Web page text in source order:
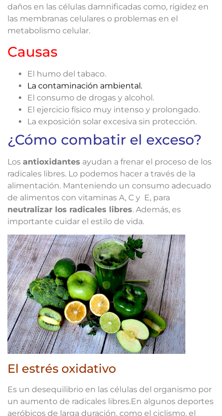
daños en las células damnificadas como, rigidez en
las membranas celulares o problemas en el
metabolismo celular.
Causas
El humo del tabaco.
La contaminación ambiental.
El consumo de drogas y alcohol.
El ejercicio físico muy intenso y prolongado.
La exposición solar excesiva sin protección.
¿Cómo combatir el exceso?
Los antioxidantes ayudan a frenar el proceso de los
radicales libres. Lo podemos hacer a través de la
alimentación. Manteniendo un consumo adecuado
de alimentos con vitaminas A, C y E, para
neutralizar los radicales libres. Además, es
importante cuidar el estilo de vida.
El estrés oxidativo
Es un desequilibrio en las células del organismo por
un aumento de radicales libres.En algunos deportes
aeróbicos de larga duración, como el ciclismo, el